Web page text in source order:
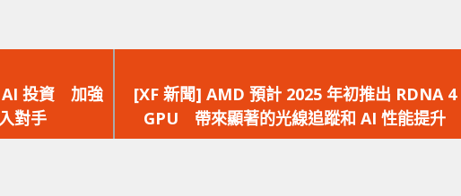
AI 投資 加強
對手
一
篇
文
[XF 新聞] AMD 預計 2025 年初推出 RDNA 4
GPU 帶來顯著的光線追蹤和 AI 性能提升